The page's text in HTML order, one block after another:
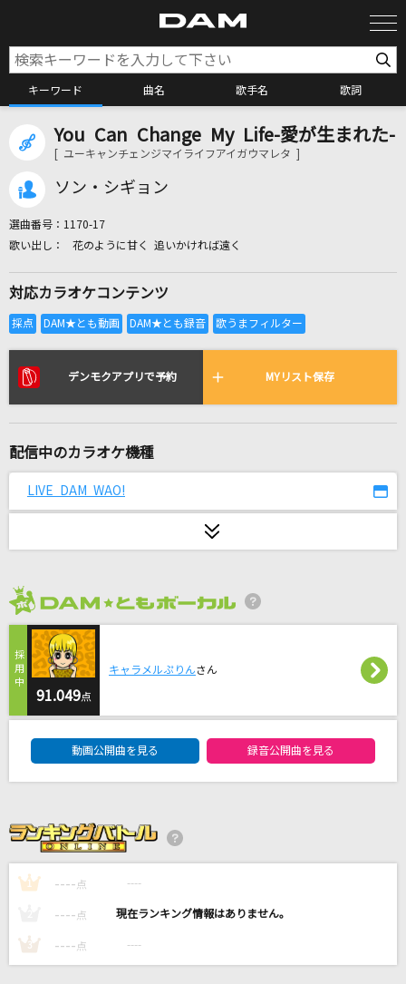
キーワード 曲名 歌手名 歌詞
カラオケ検索
全国りれき
リアルタイムで歌われている曲の一覧
[生音]A Song for ××
[生音]ゲレンデがとけるほど恋したい
Kimeru
[生音]しわくちゃな雲を抱いて
RED OUT(ビデオクリップバージョン)
米津玄師
[生音]季節の中で
松山千春
White Love
靴の花火
You Can Change My Life-愛が生まれた-
[ ユーキャンチェンジマイライフアイガウマレタ ]
ソン・シギョン
選曲番号： 1170-17
花のように甘く 追いかければ遠く
対応カラオケコンテンツ
デンモクアプリで予約 MYリスト保存
配信中のカラオケ機種
LIVE DAM WAO!
91.049点
キャラメルぷりんさん
動画公開曲を見る 録音公開曲を見る
1 ---- 点 ----
---- 点 ----
3 ---- 点 ----